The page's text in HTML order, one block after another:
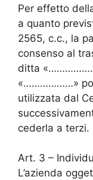
Per effetto
a quanto
2565, c.c., la
consenso al
ditta
«………………»
utilizzata dal
cederla a terzi.
Art. 3 –
L’azienda